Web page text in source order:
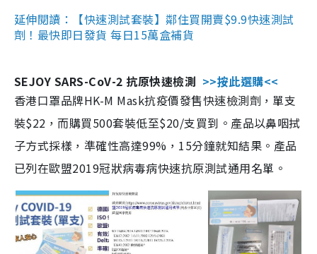
延伸閱讀：【快速測試套裝】鄰住買開賣$9.9快速測試
劑！最快即日發貨 每日15萬盒補貨
SEJOY SARS-CoV-2 抗原快速檢測 >>按此選購<<
香港口罩品牌HK-M Mask抗疫價發售快速檢測劑，單支
裝$22，而購買500套裝低至$20/支買到。產品以鼻咽拭
子方式採樣，準確性高達99%，15分鐘就知結果。產品
已列在歐盟2019冠狀病毒病快速抗原測試通用名單。